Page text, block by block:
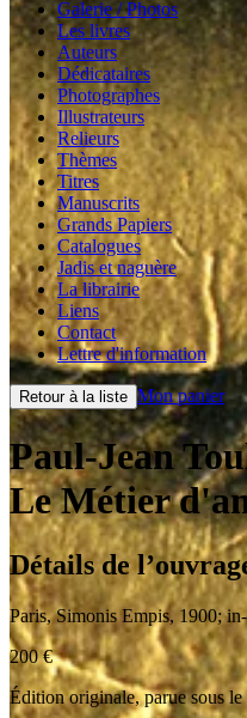
Galerie / Photos
Les livres
Auteurs
Dédicataires
Photographes
Illustrateurs
Relieurs
Thèmes
Titres
Manuscrits
Grands Papiers
Catalogues
Jadis et naguère
La librairie
Liens
Contact
Lettre d'information
Retour à la liste Mon panier
Paul-Jean
Le Métier
Détails de
Paris,Simonis Empis, 1900;
200€
Édition originale, parue sous le